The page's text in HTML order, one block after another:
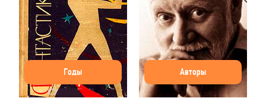
Годы Авторы